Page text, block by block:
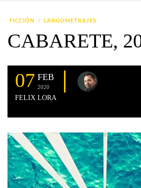
FICCIÓN LARGOMETRAJES
CABARETE,
07 FEB
2020
FELIX LORA